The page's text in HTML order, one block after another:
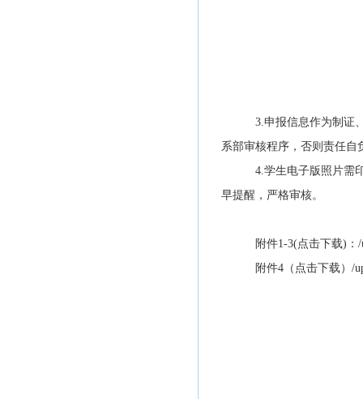
3.申报信息作为制证
系部审核程序，否则责任自
4.学生电子版照片需
早提醒，严格审核。
附件1-3(点击下载)：/
附件4（点击下载）/